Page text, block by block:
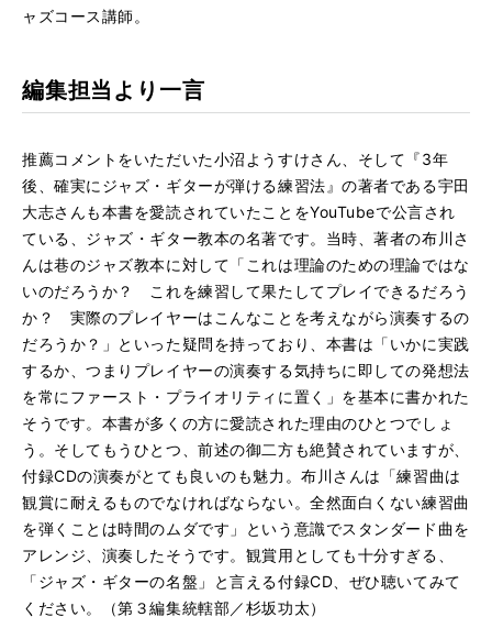
ャズコース講師。
編集担当より一言
推薦コメントをいただいた小沼ようすけさん、そして『3年
後、確実にジャズ・ギターが弾ける練習法』の著者である宇田
大志さんも本書を愛読されていたことをYouTubeで公言され
ている、ジャズ・ギター教本の名著です。当時、著者の布川さ
んは巷のジャズ教本に対して「これは理論のための理論ではな
いのだろうか？ これを練習して果たしてプレイできるだろう
か？ 実際のプレイヤーはこんなことを考えながら演奏するの
だろうか？」といった疑問を持っており、本書は「いかに実践
するか、つまりプレイヤーの演奏する気持ちに即しての発想法
を常にファースト・プライオリティに置く」を基本に書かれた
そうです。本書が多くの方に愛読された理由のひとつでしょ
う。そしてもうひとつ、前述の御二方も絶賛されていますが、
付録CDの演奏がとても良いのも魅力。布川さんは「練習曲は
観賞に耐えるものでなければならない。全然面白くない練習曲
を弾くことは時間のムダです」という意識でスタンダード曲を
アレンジ、演奏したそうです。観賞用としても十分すぎる、
「ジャズ・ギターの名盤」と言える付録CD、ぜひ聴いてみて
ください。（第３編集統轄部／杉坂功太）